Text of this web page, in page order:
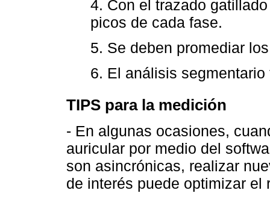
4. Con el trazado
picos de cada fase.
5. Se deben promediar
6. El análisis segmentario
TIPS para la medición
- En algunas ocasiones,
auricular por medio del
son asincrónicas, realizar
de interés puede optimizar el